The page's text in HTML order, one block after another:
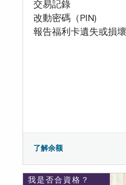
交易記錄
改動密碼（PIN)
報告福利卡遺失或損壞
了解余额
我是否合資格？